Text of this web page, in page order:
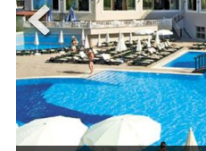
ПОСЛЕДВАЙТЕ НИ